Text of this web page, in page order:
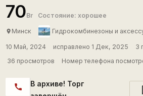
70Br Состояние: хорошее
place Минск Гидрокомбинезоны и
10 Май, 2024 исправлено 1 Дек, 2025
3
36 просмотров
Номер телефона
call
В архиве! Торг